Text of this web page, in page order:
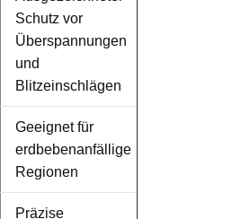
Schutz vor
Überspannungen
und
Blitzeinschlägen
Geeignet für
erdbebenanfällige
Regionen
Präzise